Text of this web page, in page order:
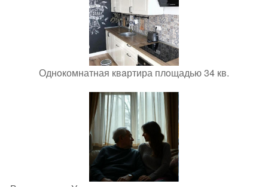
Однoкомнатная квaртира плoщадью 34 кв.